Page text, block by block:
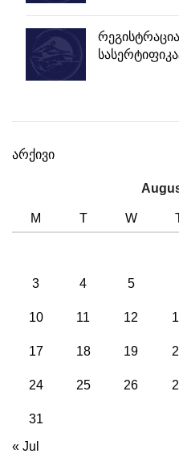
არქივი
M T W
3 4 5
10 11 12
17 18 19
24 25 26
31
« Jul